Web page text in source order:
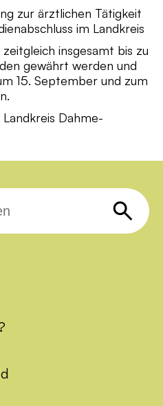
zur ärztlichen Tätigkeit
im Landkreis
insgesamt bis zu
gewährt werden und
15. September und zum
Dahme-